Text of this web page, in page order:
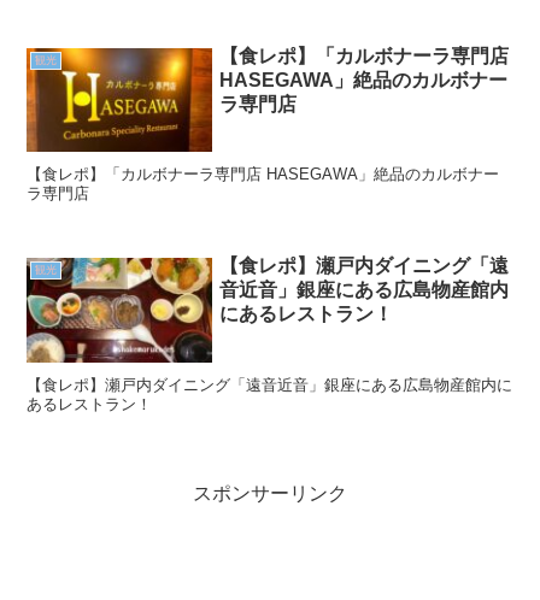
観光
【食レポ】「カルボナーラ専門店
HASEGAWA」絶品のカルボナー
ラ専門店
【食レポ】「カルボナーラ専門店 HASEGAWA」絶品のカルボナー
ラ専門店
観光
【食レポ】瀬戸内ダイニング「遠
音近音」銀座にある広島物産館内
にあるレストラン！
【食レポ】瀬戸内ダイニング「遠音近音」銀座にある広島物産館内に
あるレストラン！
スポンサーリンク